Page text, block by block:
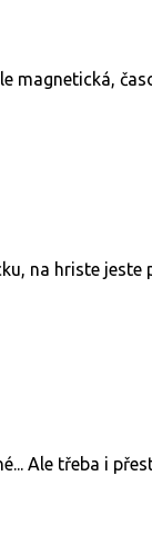
magnetická,
na hriste jeste
Ale třeba i